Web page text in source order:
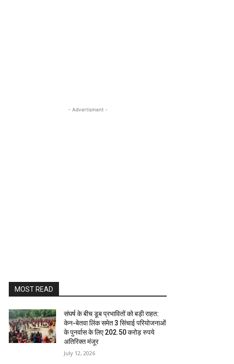
- Advertisment -
MOST READ
संघर्ष के बीच डूब प्रभावितों को बड़ी राहत:
केन-बेतवा लिंक समेत 3 सिंचाई परियोजनाओं
के पुनर्वास के लिए 202.50 करोड़ रुपये
अतिरिक्त मंजूर
July 12, 2026